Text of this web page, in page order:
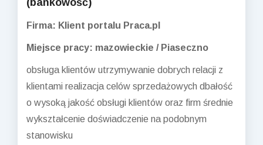
(bankowość)
Firma: Klient portalu Praca.pl
Miejsce pracy: mazowieckie / Piaseczno
obsługa klientów utrzymywanie dobrych relacji z
klientami realizacja celów sprzedażowych dbałość
o wysoką jakość obsługi klientów oraz firm średnie
wykształcenie doświadczenie na podobnym
stanowisku